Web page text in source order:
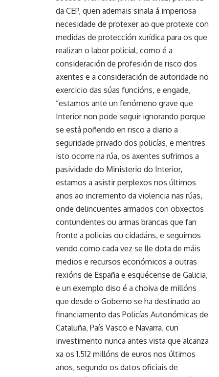
da CEP, quen ademais sinala á imperiosa
necesidade de protexer ao que protexe con
medidas de protección xurídica para os que
realizan o labor policial, como é a
consideración de profesión de risco dos
axentes e a consideración de autoridade no
exercicio das súas funcións, e engade,
“estamos ante un fenómeno grave que
Interior non pode seguir ignorando porque
se está poñendo en risco a diario a
seguridade privado dos policías, e mentres
isto ocorre na rúa, os axentes sufrimos a
pasividade do Ministerio do Interior,
estamos a asistir perplexos nos últimos
anos ao incremento da violencia nas rúas,
onde delincuentes armados con obxectos
contundentes ou armas brancas que fan
fronte a policías ou cidadáns, e seguimos
vendo como cada vez se lle dota de máis
medios e recursos económicos a outras
rexións de España e esquécense de Galicia,
e un exemplo diso é a choiva de millóns
que desde o Goberno se ha destinado ao
financiamento das Policías Autonómicas de
Cataluña, País Vasco e Navarra, cun
investimento nunca antes vista que alcanza
xa os 1.512 millóns de euros nos últimos
anos, segundo os datos oficiais de